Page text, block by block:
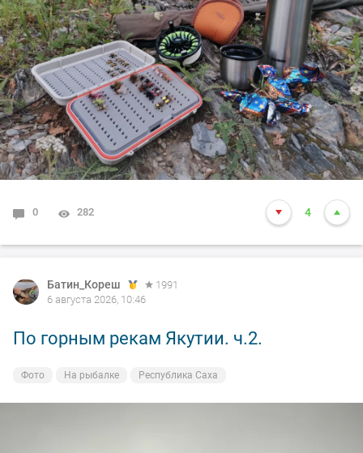
0 282 4
Батин_Кореш
1991
6 августа 2026, 10:46
По горным рекам Якутии. ч.2.
Фото На рыбалке Республика Саха